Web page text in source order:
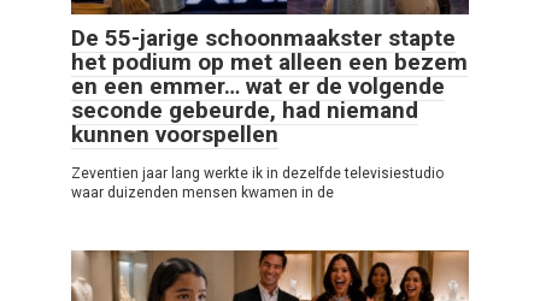
De 55-jarige schoonmaakster stapte
het podium op met alleen een bezem
en een emmer… wat er de volgende
seconde gebeurde, had niemand
kunnen voorspellen
Zeventien jaar lang werkte ik in dezelfde televisiestudio
waar duizenden mensen kwamen in de